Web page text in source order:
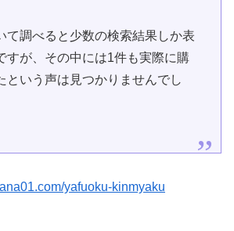
て調べると少数の検索結果しか表
すが、その中には1件も実際に購
という声は見つかりませんでし
yafuoku-kinmyaku